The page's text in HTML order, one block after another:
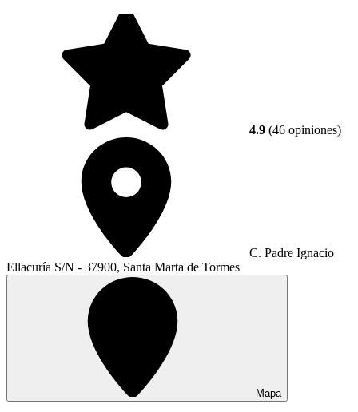
4.9 (46 opiniones)
C. Padre Ignacio
Ellacuría S/N - 37900, Santa Marta de Tormes
Mapa